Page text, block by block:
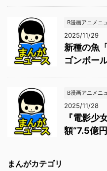
B漫画アニメニ
2025/11/29
新種の魚
ゴンボー
B漫画アニメニ
2025/11/28
『電影少
額“7.5億
まんがカテゴリ